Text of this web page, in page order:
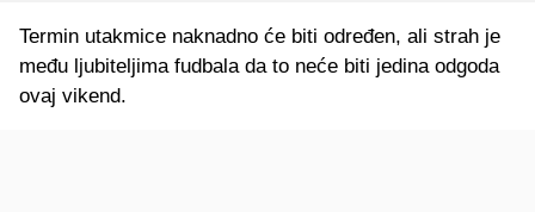
Termin utakmice naknadno će biti određen, ali strah je
među ljubiteljima fudbala da to neće biti jedina odgoda
ovaj vikend.